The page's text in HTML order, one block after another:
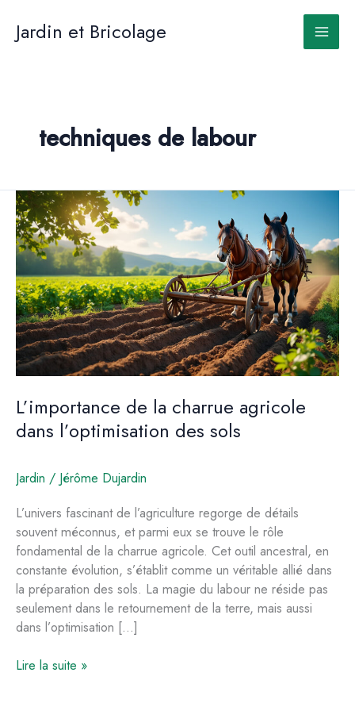
contenu
Jardin et Bricolage
techniques de labour
L’importance de la charrue agricole
dans l’optimisation des sols
Jardin / Jérôme Dujardin
L’univers fascinant de l’agriculture regorge de détails
souvent méconnus, et parmi eux se trouve le rôle
fondamental de la charrue agricole. Cet outil ancestral, en
constante évolution, s’établit comme un véritable allié dans
la préparation des sols. La magie du labour ne réside pas
seulement dans le retournement de la terre, mais aussi
dans l’optimisation […]
L’importance
Lire la suite »